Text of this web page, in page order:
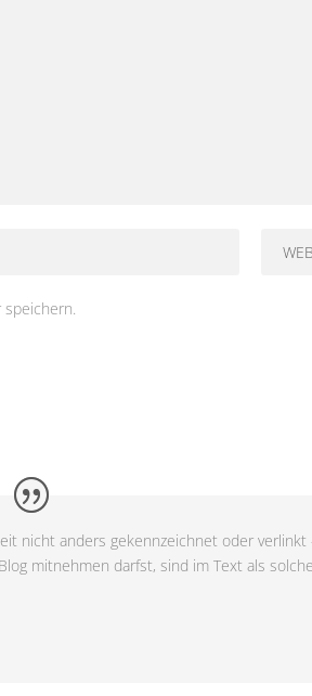
nicht anders gekennzeichnet oder verlinkt
mitnehmen darfst, sind im Text als